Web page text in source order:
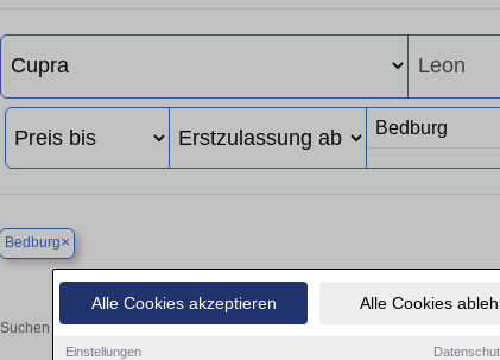
Alle Cookies akzeptieren Alle Cookies
Einstellungen
Bedburg×
Finden Sie in Bedburg
Suchen Sie in Bedburg einen Cupra Leon Gebrauchtwagen? Entdecken
von privat